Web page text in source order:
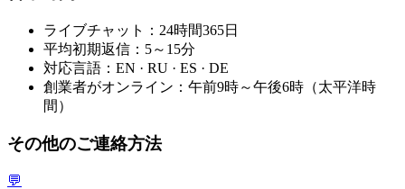
ライブチャット： 24時間365日
平均初期返信： 5～15分
対応言語： EN · RU · ES · DE
創業者がオンライン： 午前9時～午後6時（太平洋時
間）
その他のご連絡方法
💬